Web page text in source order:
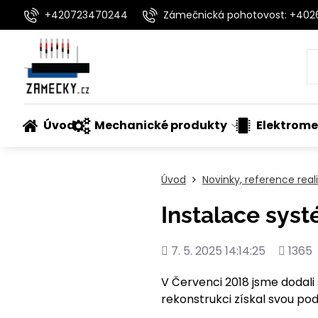
+420723470244 Zámečnická pohotovost:
Úvod Mechanické produkty
Úvod Novinky, reference
Instalace
Přidáno
7. 5. 2025 14:14:25
Počet
1365
V Červenci 2018 jsme
rekonstrukci získal svou